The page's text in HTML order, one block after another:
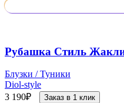
Рубашка Стиль
Блузки / Туники
Diol-style
3 190₽ Заказ в 1 клик